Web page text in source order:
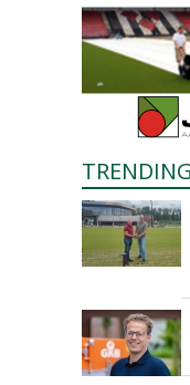
TRENDING